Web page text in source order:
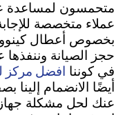
متحمسون لمساعدة
عملاء متخصصة
بخصوص أعطال
حجز الصيانة
في كوننا افضل مركز
أيضًا الانضمام إلينا
عنك لحل مشكلة